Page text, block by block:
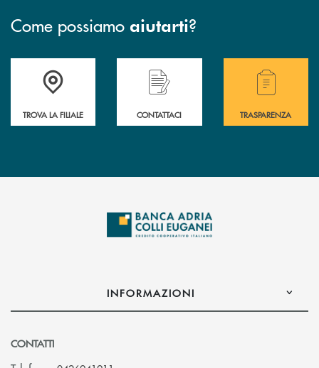
Come possiamo aiutarti?
Accedi all' elenco completo delle filiali .
TROVA LA FILIALE
Hai bisogno di assistenza immediata?
CONTATTACI
Hai bisogno di
TRASPARENZA
INFORMAZIONI
CONTATTI